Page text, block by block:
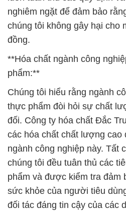
nghiêm ngặt để đảm bảo
chúng tôi không gây hại cho
đồng.
**Hóa chất ngành công
phẩm:**
Chúng tôi hiểu rằng ngành
thực phẩm đòi hỏi sự chất
đối. Công ty hóa chất Đắc
các hóa chất chất lượng
ngành công nghiệp này. Tất
chúng tôi đều tuân thủ các
phẩm và được kiểm tra đảm
sức khỏe của người tiêu
đối tác đáng tin cậy của các